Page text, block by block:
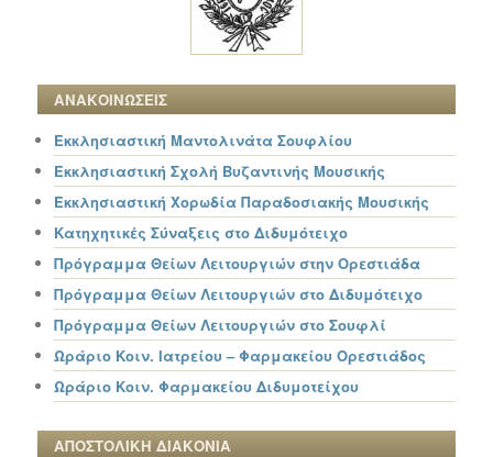
ΑΝΑΚΟΙΝΩΣΕΙΣ
Εκκλησιαστική Μαντολινάτα Σουφλίου
Εκκλησιαστική Σχολή Βυζαντινής Μουσικής
Εκκλησιαστική Χορωδία Παραδοσιακής Μουσικής
Κατηχητικές Σύναξεις στο Διδυμότειχο
Πρόγραμμα Θείων Λειτουργιών στην Ορεστιάδα
Πρόγραμμα Θείων Λειτουργιών στο Διδυμότειχο
Πρόγραμμα Θείων Λειτουργιών στο Σουφλί
Ωράριο Κοιν. Ιατρείου – Φαρμακείου Ορεστιάδος
Ωράριο Κοιν. Φαρμακείου Διδυμοτείχου
ΑΠΟΣΤΟΛΙΚΗ ΔΙΑΚΟΝΙΑ